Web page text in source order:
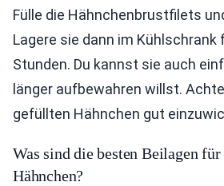
Fülle die Hähnchenbrustfilets
Lagere sie dann im Kühlschrank
Stunden. Du kannst sie auch
länger aufbewahren willst.
gefüllten Hähnchen gut
Was sind die besten Beilagen
Hähnchen?